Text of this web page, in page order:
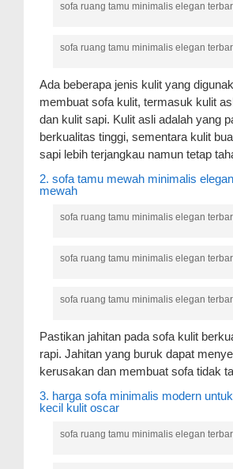
sofa ruang tamu minimalis elegan
sofa ruang tamu minimalis elegan
Ada beberapa jenis kulit yang
membuat sofa kulit, termasuk kulit
dan kulit sapi. Kulit asli adalah yang
berkualitas tinggi, sementara kulit
sapi lebih terjangkau namun tetap
2. sofa tamu mewah minimalis
mewah
sofa ruang tamu minimalis elegan
sofa ruang tamu minimalis elegan
sofa ruang tamu minimalis elegan
Pastikan jahitan pada sofa kulit
rapi. Jahitan yang buruk dapat
kerusakan dan membuat sofa tidak
3. harga sofa minimalis modern
kecil kulit oscar
sofa ruang tamu minimalis elegan